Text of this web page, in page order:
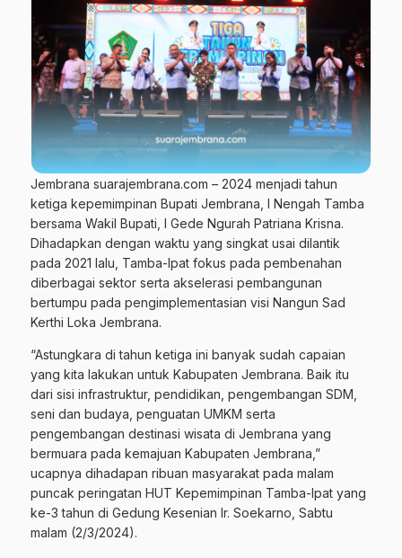
Jembrana suarajembrana.com – 2024 menjadi tahun
ketiga kepemimpinan Bupati Jembrana, I Nengah Tamba
bersama Wakil Bupati, I Gede Ngurah Patriana Krisna.
Dihadapkan dengan waktu yang singkat usai dilantik
pada 2021 lalu, Tamba-Ipat fokus pada pembenahan
diberbagai sektor serta akselerasi pembangunan
bertumpu pada pengimplementasian visi Nangun Sad
Kerthi Loka Jembrana.
“Astungkara di tahun ketiga ini banyak sudah capaian
yang kita lakukan untuk Kabupaten Jembrana. Baik itu
dari sisi infrastruktur, pendidikan, pengembangan SDM,
seni dan budaya, penguatan UMKM serta
pengembangan destinasi wisata di Jembrana yang
bermuara pada kemajuan Kabupaten Jembrana,”
ucapnya dihadapan ribuan masyarakat pada malam
puncak peringatan HUT Kepemimpinan Tamba-Ipat yang
ke-3 tahun di Gedung Kesenian Ir. Soekarno, Sabtu
malam (2/3/2024).